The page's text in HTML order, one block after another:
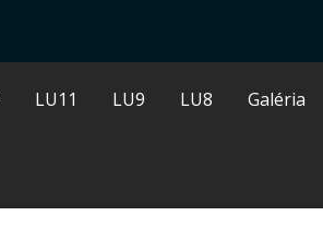
LU11 LU9 LU8 Galéria